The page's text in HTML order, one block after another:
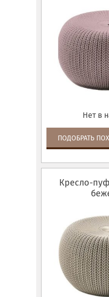
Нет в
ПОДОБРАТЬ
Кресло-пуф